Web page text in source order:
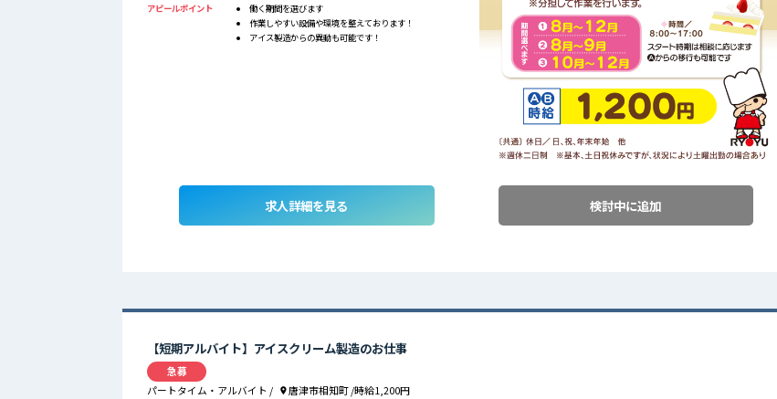
アピールポイント
働く期間を選びます
作業しやすい設備や環境を整えております！
アイス製造からの異動も可能です！
求人詳細を見る 検討中に追加
【短期アルバイト】アイスクリーム製造のお仕事
急募
パートタイム・アルバイト / 唐津市相知町/時給1,200円